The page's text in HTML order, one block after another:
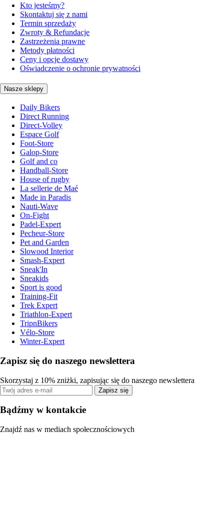
Kto jesteśmy?
Skontaktuj się z nami
Termin sprzedaży
Zwroty & Refundacje
Zastrzeżenia prawne
Metody płatności
Ceny i opcje dostawy
Oświadczenie o ochronie prywatności
Nasze sklepy
Daily Bikers
Direct Running
Direct-Volley
Espace Golf
Foot-Store
Galop-Store
Golf and co
Handball-Store
House of rugby
La sellerie de Maé
Made in Paradis
Nauti-Wave
On-Fight
Padel-Expert
Pecheur-Store
Pet and Garden
Slowood Interior
Smash-Expert
Sneak'In
Sneakids
Sport is good
Training-Fit
Trek Expert
Triathlon-Expert
TripnBikers
Vélo-Store
Winter-Expert
Zapisz się do naszego newslettera
Skorzystaj z 10% zniżki, zapisując się do naszego newslettera
Zapisz się
Bądźmy w kontakcie
Znajdź nas w mediach społecznościowych